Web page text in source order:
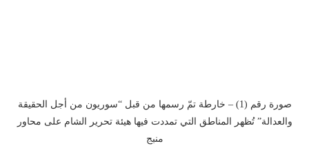
صورة رقم (1) – خارطة تمّ رسمها من قبل “سوريون من أجل الحقيقة
والعدالة” تُظهر المناطق التي تمددت فيها هيئة تحرير الشام على محاور
منبج